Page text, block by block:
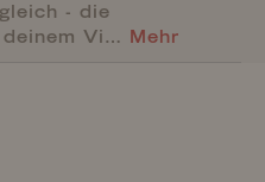
- die
Vi… Mehr